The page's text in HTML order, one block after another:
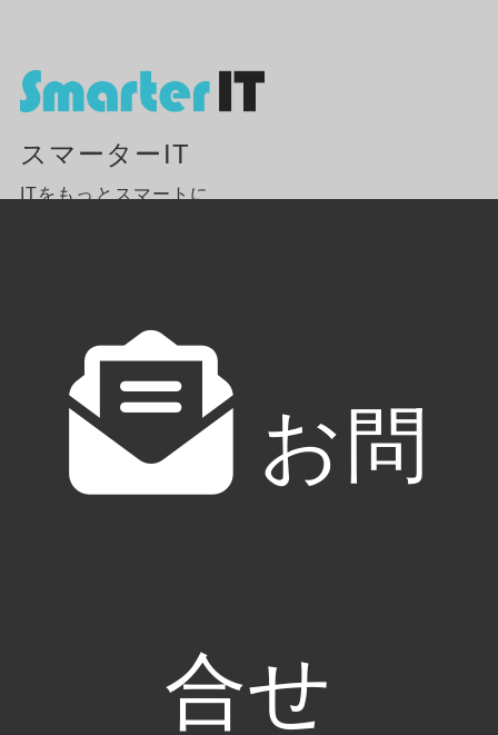
お問
合せ
スマーターIT
ITをもっとスマートに
サービス
制作実績
無料素材ダウン
ロード
Support
お問い合わせ
サイトマップ
プライバシーポ
リシー
Instagram
X
Facebook
SHIMIZU TRADING CORPORATION All Rights Reserved.
SmarterIT is a brand operated by SHIMIZU TRADING